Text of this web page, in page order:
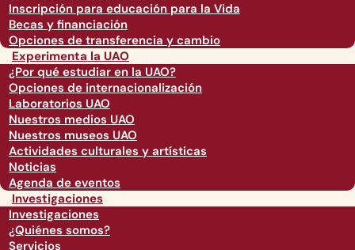
Inscripción para educación para la Vida
Becas y financiación
Opciones de transferencia y cambio
Experimenta la UAO
¿Por qué estudiar en la UAO?
Opciones de internacionalización
Laboratorios UAO
Nuestros medios UAO
Nuestros museos UAO
Actividades culturales y artísticas
Noticias
Agenda de eventos
Investigaciones
Investigaciones
¿Quiénes somos?
Servicios